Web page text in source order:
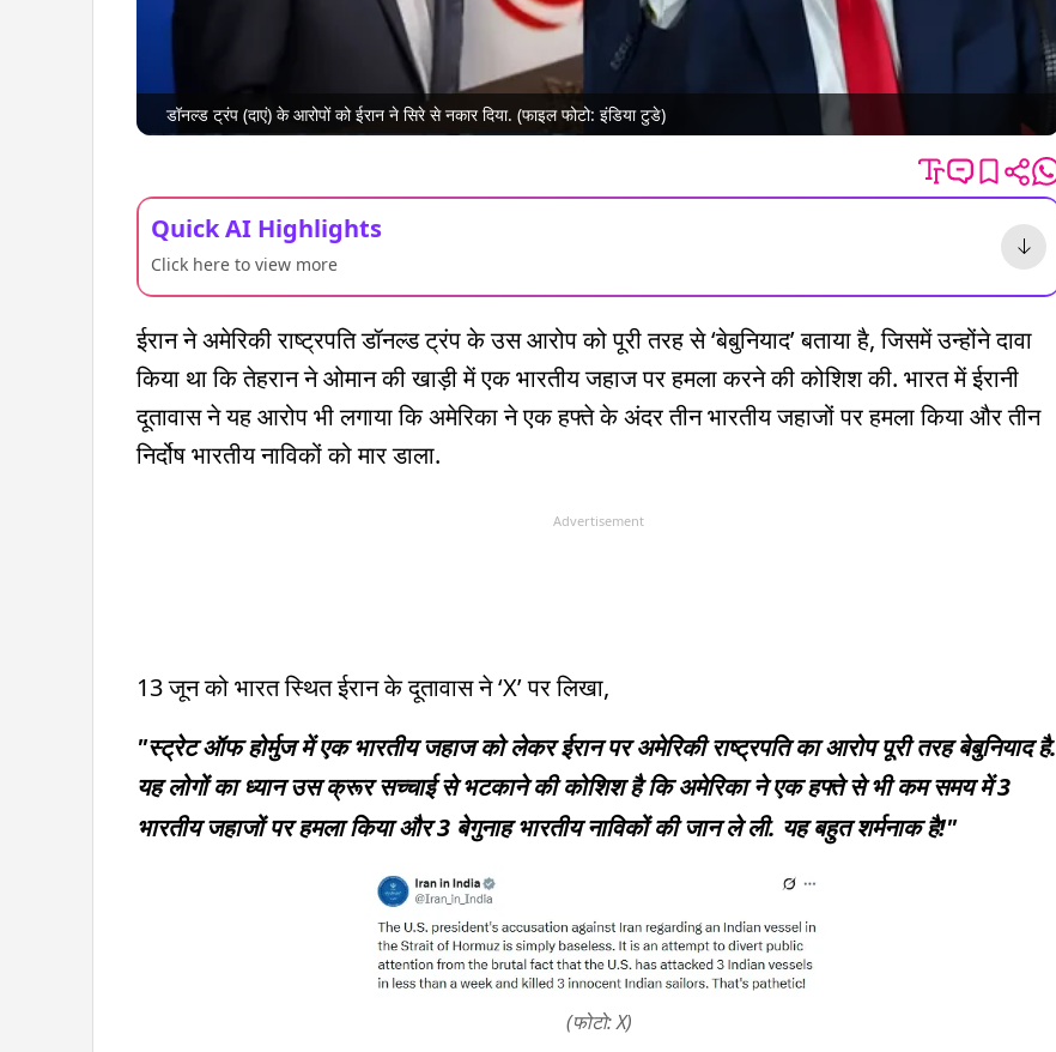
डॉनल्ड ट्रंप (दाएं) के आरोपों को ईरान ने सिरे से नकार दिया. (फाइल फोटो: इंडिया टुडे)
Quick AI Highlights
Click here to view more
ईरान ने अमेरिकी राष्ट्रपति डॉनल्ड ट्रंप के उस आरोप को पूरी तरह से ‘बेबुनियाद’ बताया है, जिसमें उन्होंने दावा
किया था कि तेहरान ने ओमान की खाड़ी में एक भारतीय जहाज पर हमला करने की कोशिश की. भारत में ईरानी
दूतावास ने यह आरोप भी लगाया कि अमेरिका ने एक हफ्ते के अंदर तीन भारतीय जहाजों पर हमला किया और तीन
निर्दोष भारतीय नाविकों को मार डाला.
Advertisement
13 जून को भारत स्थित ईरान के दूतावास ने ‘X’ पर लिखा,
"स्ट्रेट ऑफ होर्मुज में एक भारतीय जहाज को लेकर ईरान पर अमेरिकी राष्ट्रपति का आरोप पूरी तरह बेबुनियाद है.
यह लोगों का ध्यान उस क्रूर सच्चाई से भटकाने की कोशिश है कि अमेरिका ने एक हफ्ते से भी कम समय में 3
भारतीय जहाजों पर हमला किया और 3 बेगुनाह भारतीय नाविकों की जान ले ली. यह बहुत शर्मनाक है!"
(फोटो: X)